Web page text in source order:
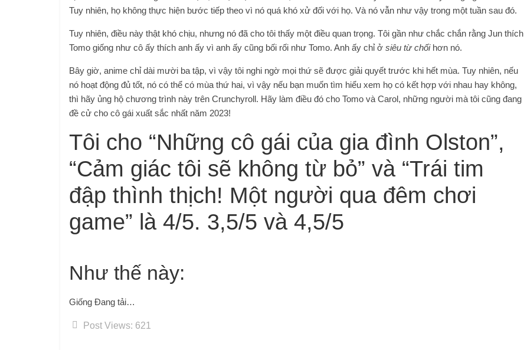
Tuy nhiên, họ không thực hiện bước tiếp theo vì nó quá khó xử đối với họ. Và nó vẫn như vậy trong một tuần sau đó.
Tuy nhiên, điều này thật khó chịu, nhưng nó đã cho tôi thấy một điều quan trọng. Tôi gần như chắc chắn rằng Jun thích
Tomo giống như cô ấy thích anh ấy vì anh ấy cũng bối rối như Tomo. Anh ấy chỉ ở siêu từ chốihơn nó.
Bây giờ, anime chỉ dài mười ba tập, vì vậy tôi nghi ngờ mọi thứ sẽ được giải quyết trước khi hết mùa. Tuy nhiên, nếu
nó hoạt động đủ tốt, nó có thể có mùa thứ hai, vì vậy nếu bạn muốn tìm hiểu xem họ có kết hợp với nhau hay không,
thì hãy ủng hộ chương trình này trên Crunchyroll. Hãy làm điều đó cho Tomo và Carol, những người mà tôi cũng đang
đề cử cho cô gái xuất sắc nhất năm 2023!
Tôi cho “Những cô gái của gia đình Olston”,
“Cảm giác tôi sẽ không từ bỏ” và “Trái tim
đập thình thịch! Một người qua đêm chơi
game” là 4/5. 3,5/5 và 4,5/5
Như thế này:
Giống Đang tải…
Post Views: 621